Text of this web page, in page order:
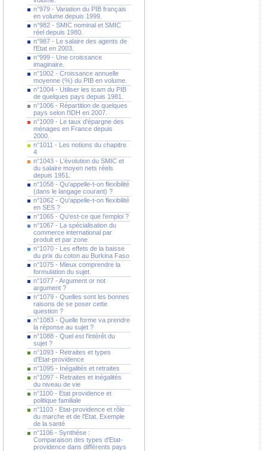
n°979 - Variation du PIB français
en volume depuis 1999.
n°982 - SMIC nominal et SMIC
réel depuis 1980.
n°987 - Le salaire des agents de
l'Etat en 2003.
n°999 - Une croissance
imaginaire.
n°1002 - Croissance annuelle
moyenne (%) du PIB en volume.
n°1004 - Utiliser les tcam du PIB
de quelques pays depuis 1981.
n°1006 - Répartition de quelques
pays selon l'IDH en 2007.
n°1009 - Le taux d'épargne des
ménages en France depuis
2000.
n°1011 - Les notions du chapitre
4
n°1043 - L'évolution du SMIC et
du salaire moyen nets réels
depuis 1951.
n°1058 - Qu'appelle-t-on flexibilité
(dans le langage courant) ?
n°1062 - Qu'appelle-t-on flexibilité
en SES ?
n°1065 - Qu'est-ce que l'emploi ?
n°1067 - La spécialisation du
commerce international par
produit et par zone
n°1070 - Les effets de la baisse
du prix du coton au Burkina Faso
n°1075 - Mieux comprendre la
formulation du sujet.
n°1077 - Argument or not
argument ?
n°1079 - Quelles sont les bonnes
raisons de se poser cette
question ?
n°1083 - Quelle forme va prendre
la réponse au sujet ?
n°1088 - Quel est l'intérêt du
sujet ?
n°1093 - Retraites et types
d'Etat-providence
n°1095 - Inégalités et retraites
n°1097 - Retraites et inégalités
du niveau de vie
n°1100 - Etat providence et
politique familiale
n°1103 - Etat-providence et rôle
du marche et de l'Etat. Exemple
de la santé
n°1106 - Synthèse :
Comparaison des types d'Etat-
providence dans différents pays